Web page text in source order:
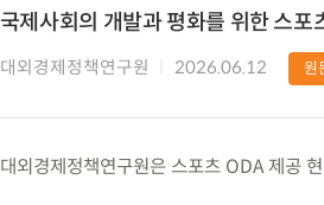
국제사회의 개발과 평화를 위한 스포
대외경제정책연구원 2026.06.12 원
대외경제정책연구원은 스포츠 ODA 제공